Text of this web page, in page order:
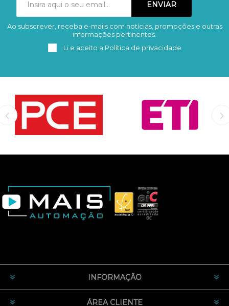
Subscrever Remover
Ao subscrever, receba e-mails com notícias, promoções e outras
informações pertinentes.
Li e aceito a Política de privacidade
INFORMAÇÃO
ÁREA CLIENTE